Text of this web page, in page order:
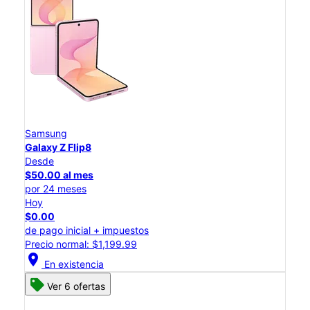
Samsung
Galaxy Z Flip8
Desde
$50.00 al mes
por 24 meses
Hoy
$0.00
de pago inicial + impuestos
Precio normal: $1,199.99
location_on En existencia
Ver 6 ofertas